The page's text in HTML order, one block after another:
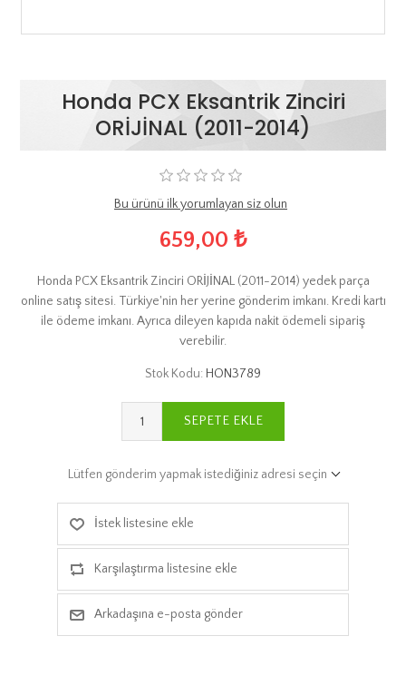
Honda PCX Eksantrik Zinciri
ORİJİNAL (2011-2014)
Bu ürünü ilk yorumlayan siz olun
659,00 ₺
Honda PCX Eksantrik Zinciri ORİJİNAL (2011-2014) yedek parça
online satış sitesi. Türkiye'nin her yerine gönderim imkanı. Kredi kartı
ile ödeme imkanı. Ayrıca dileyen kapıda nakit ödemeli sipariş
verebilir.
Stok Kodu: HON3789
SEPETE EKLE
Lütfen gönderim yapmak istediğiniz adresi seçin
İstek listesine ekle
Karşılaştırma listesine ekle
Arkadaşına e-posta gönder